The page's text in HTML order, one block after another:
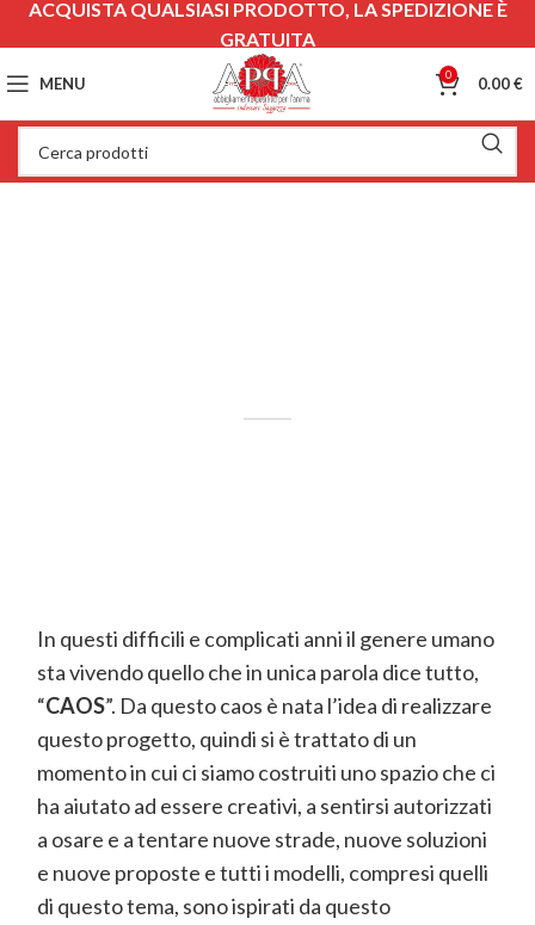
MENU 0 0.00€
In questi difficili e complicati anni il genere umano
sta vivendo quello che in unica parola dice tutto,
“CAOS”. Da questo caos è nata l’idea di realizzare
questo progetto, quindi si è trattato di un
momento in cui ci siamo costruiti uno spazio che ci
ha aiutato ad essere creativi, a sentirsi autorizzati
a osare e a tentare nuove strade, nuove soluzioni
e nuove proposte e tutti i modelli, compresi quelli
di questo tema, sono ispirati da questo
ACQUISTA QUALSIASI PRODOTTO, LA SPEDIZIONE È
GRATUITA